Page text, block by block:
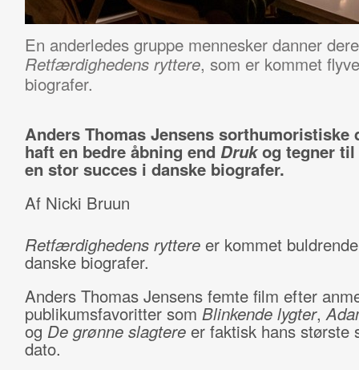
En anderledes gruppe mennesker danner
Retfærdighedens ryttere, som er kommet
biografer.
Anders Thomas Jensens sorthumoristiske
haft en bedre åbning end Drukog tegner til
en stor succes i danske biografer.
Af Nicki Bruun
Retfærdighedens ryttereer kommet
danske biografer.
Anders Thomas Jensens femte film efter
publikumsfavoritter som Blinkende lygter,
og De grønne slagtereer faktisk hans største
dato.